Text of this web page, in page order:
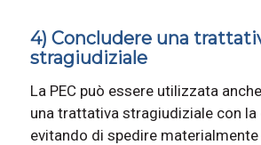
4) Concludere una
stragiudiziale
La PEC può essere utilizzata
una trattativa stragiudiziale con
evitando di spedire materialmente